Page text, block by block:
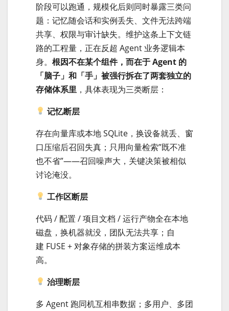
阶段可以跑通，规模化后则同时暴露三类问
题：记忆随会话和实例丢失、文件无法跨端
共享、权限与审计缺失。维护这条上下文链
路的工程量，正在反超 Agent 业务逻辑本
身。 根因不在某个组件，而在于 Agent 的
「脑子」和「手」被强行拆在了两套独立的
存储体系里 ，具体表现为三类断层：
记忆断层
存在向量库或本地 SQLite，换设备就丢、窗
口压缩后召回失真；只用向量检索”既不准
也不省”——召回噪声大，关键决策被相似
讨论淹没。
工作区断层
代码 / 配置 / 项目文档 / 运行产物全在本地
磁盘，换机器就没，团队无法共享；自
建 FUSE + 对象存储的拼装方案运维成本
高。
治理断层
多 Agent 跑同机互相串数据；多用户、多团